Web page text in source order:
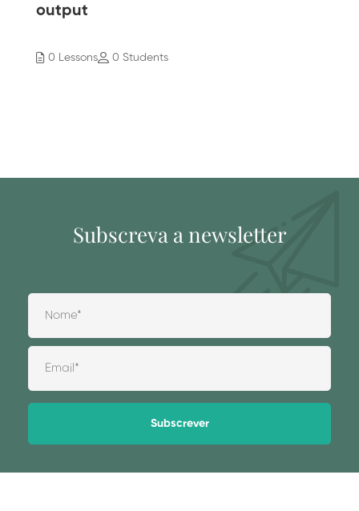
output
0 Lessons 0 Students
Subscreva a newsletter